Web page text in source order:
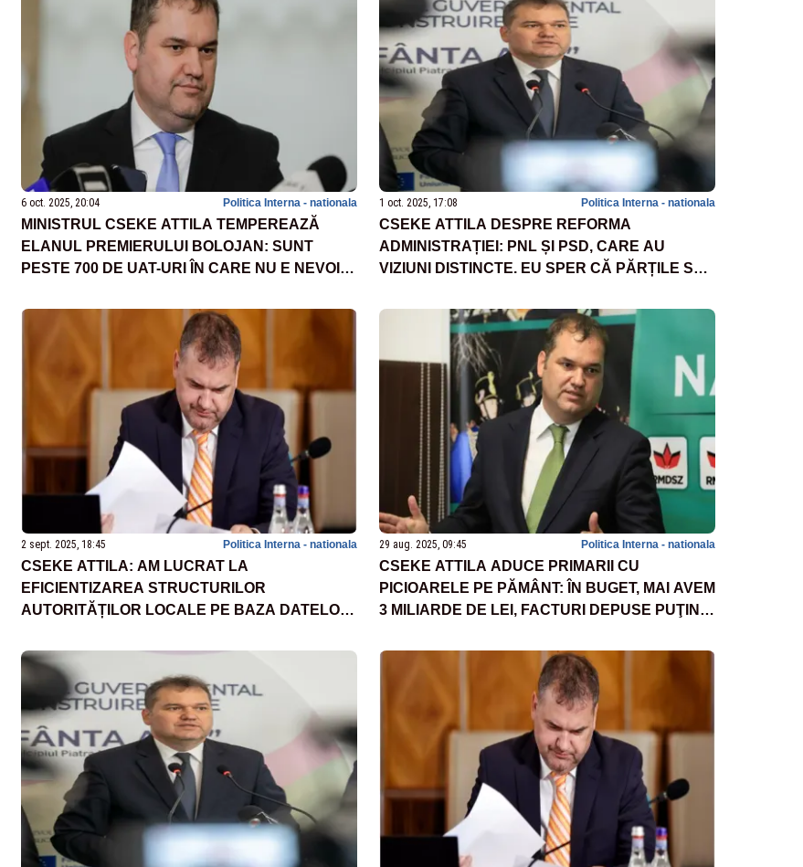
6 oct. 2025, 20:04 Politica Interna - nationala
MINISTRUL CSEKE ATTILA TEMPEREAZĂ
ELANUL PREMIERULUI BOLOJAN: SUNT
PESTE 700 DE UAT-URI ÎN CARE NU E NEVOIE
1 oct. 2025, 17:08 Politica Interna - nationala
CSEKE ATTILA DESPRE REFORMA
ADMINISTRAȚIEI: PNL ȘI PSD, CARE AU
VIZIUNI DISTINCTE. EU SPER CĂ PĂRȚILE SE
S-A AMÂNAT DEJA PREA MULT
2 sept. 2025, 18:45 Politica Interna - nationala
CSEKE ATTILA: AM LUCRAT LA
EFICIENTIZAREA STRUCTURILOR
AUTORITĂȚILOR LOCALE PE BAZA DATELOR
29 aug. 2025, 09:45 Politica Interna - nationala
CSEKE ATTILA ADUCE PRIMARII CU
PICIOARELE PE PĂMÂNT: ÎN BUGET, MAI AVEM
3 MILIARDE DE LEI, FACTURI DEPUSE PUŢIN
LA ZI